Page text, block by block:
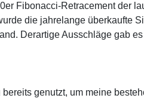
Fibonacci-Retracement der
die jahrelange überkaufte
Derartige Ausschläge gab
genutzt, um meine